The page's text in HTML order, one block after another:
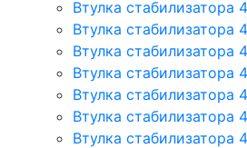
Втулка стабилизатора
Втулка стабилизатора
Втулка стабилизатора
Втулка стабилизатора
Втулка стабилизатора
Втулка стабилизатора
Втулка стабилизатора